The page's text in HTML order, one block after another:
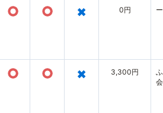
○ ○ × 0円 ー
○ ○ × 3,300円